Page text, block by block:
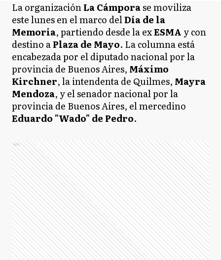
La organizaciónLa Cámporase moviliza
este lunes en el marco delDía de la
Memoria, partiendo desde la exESMA y con
destino aPlaza de Mayo. La columna está
encabezada por el diputado nacional por la
provincia de Buenos Aires, Máximo
Kirchner, la intendenta de Quilmes, Mayra
Mendoza, y el senador nacional por la
provincia de Buenos Aires, el mercedino
Eduardo "Wado" de Pedro.
Ads